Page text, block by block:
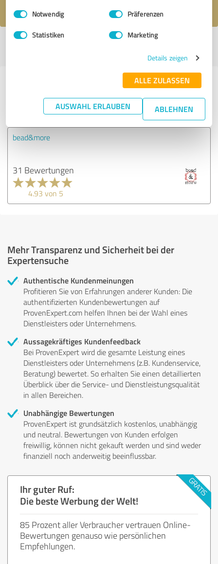
Impressum Datenschutzbestimmungen
Einwilligungsauswahl
Notwendig Präferenzen
Statistiken Marketing
Details zeigen
ALLE ZULASSEN
AUSWAHL ERLAUBEN ABLEHNEN
Erfahrungen zu weiteren
Anbietern aus dem Bereich
Onlineshops
bead&more
31 Bewertungen
4.93 von 5
Mehr Transparenz und Sicherheit bei der
Expertensuche
Authentische Kundenmeinungen
Profitieren Sie von Erfahrungen anderer Kunden: Die
authentifizierten Kundenbewertungen auf
ProvenExpert.com helfen Ihnen bei der Wahl eines
Dienstleisters oder Unternehmens.
Aussagekräftiges Kundenfeedback
Bei ProvenExpert wird die gesamte Leistung eines
Dienstleisters oder Unternehmens (z.B. Kundenservice,
Beratung) bewertet. So erhalten Sie einen detaillierten
Überblick über die Service- und Dienstleistungsqualität
in allen Bereichen.
Unabhängige Bewertungen
ProvenExpert ist grundsätzlich kostenlos, unabhängig
und neutral. Bewertungen von Kunden erfolgen
freiwillig, können nicht gekauft werden und sind weder
finanziell noch anderweitig beeinflussbar.
Ihr guter Ruf:
Die beste Werbung der Welt!
85 Prozent aller Verbraucher vertrauen Online-
Bewertungen genauso wie persönlichen
Empfehlungen.